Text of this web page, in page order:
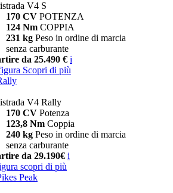
V4 S
170 CV POTENZA
124 Nm COPPIA
231 kg Peso in ordine di marcia
senza carburante
da 25.490 € i
Scopri di più
V4 Rally
170 CV Potenza
123,8 Nm Coppia
240 kg Peso in ordine di marcia
senza carburante
da 29.190€ i
scopri di più
Peak